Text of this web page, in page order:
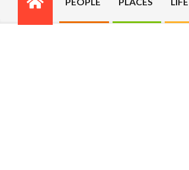
Primary
Navigation